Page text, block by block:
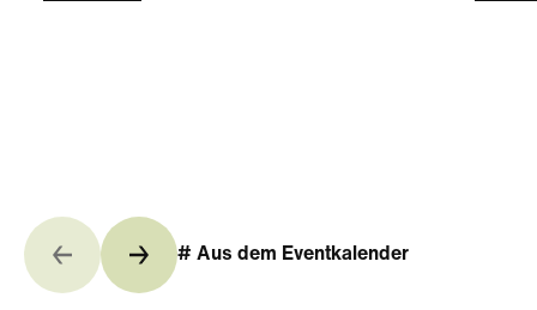
# Aus dem Eventkalender